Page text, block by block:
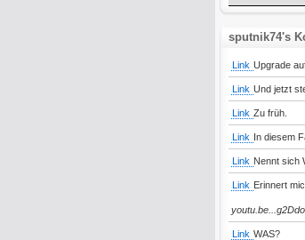
sputnik74's
Link Upgrade
Link Und jetzt
Link Zu früh.
Link In diesem
Link Nennt sich
Link Erinnert
Link WAS?